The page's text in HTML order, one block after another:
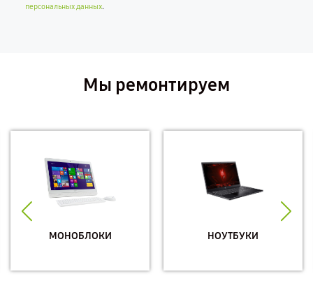
персональных данных.
Мы ремонтируем
МОНОБЛОКИ НОУТБУКИ